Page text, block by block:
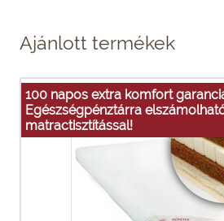
Ajánlott termékek
100 napos extra komfort
Egészségpénztárra
matractisztítással!